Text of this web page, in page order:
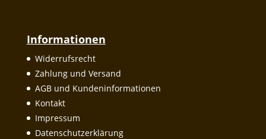
Informationen
Widerrufsrecht
Zahlung und Versand
AGB und Kundeninformationen
Kontakt
Impressum
Datenschutzerklärung